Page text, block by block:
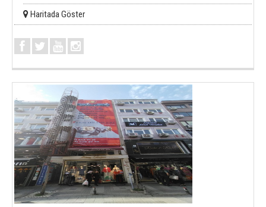
Haritada Göster